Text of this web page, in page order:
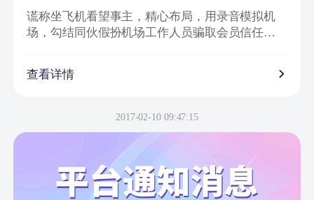
谎称坐飞机看望事主，精心布局，用录音模拟机
场，勾结同伙假扮机场工作人员骗取会员信任，
诈骗特点：
信息或节目邀请嘉宾、网站会员为信件内容；
2、骗子以＂消息提示员XX＂、＂送礼员XX＂等
3、把中奖诈骗信息发到会员手机上，要求会员登
录一个钓鱼网站进行汇款；
4、虚假信息为避免系统筛查及一般由大量符号或
查看详情
2017-02-10 09:47:15